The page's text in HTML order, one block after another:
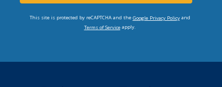
This site is protected by reCAPTCHA and the Google Privacy Policyand
Terms of Serviceapply.